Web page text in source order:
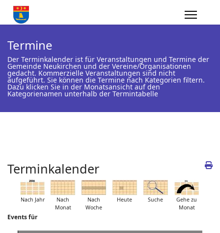
Termine
Der Terminkalender ist für Veranstaltungen und Termine der
Gemeinde Neukirchen und der Vereine/Organisationen
gedacht. Kommerzielle Veranstaltungen sind nicht
aufgeführt. Sie können die Termine nach Kategorien filtern.
Dazu klicken Sie in der Monatsansicht auf den
Kategorienamen unterhalb der Termintabelle
Terminkalender
Nach Jahr
Nach
Monat
Nach
Woche
Heute Suche
Gehe zu
Monat
Events für